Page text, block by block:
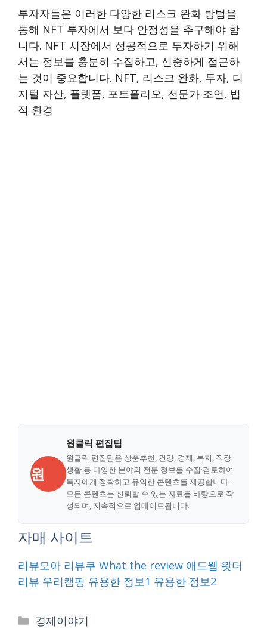
투자자들은 이러한 다양한 리스크 완화 방법을
통해 NFT 투자에서 보다 안정성을 추구해야 합
니다. NFT 시장에서 성공적으로 투자하기 위해
서는 정보를 충분히 수집하고, 신중하게 접근하
는 것이 중요합니다. NFT, 리스크 완화, 투자, 디
지털 자산, 플랫폼, 포트폴리오, 전문가 조언, 법
적 환경
원
원클릭 편집팀
원클릭 편집팀은 상품추천, 건강, 경제, 복지, 직장
생활 등 다양한 분야의 전문 정보를 수집·검토하여
독자에게 정확하고 유익한 콘텐츠를 제공합니다.
모든 콘텐츠는 신뢰할 수 있는 자료를 바탕으로 작
성되며, 지속적으로 업데이트됩니다.
자매 사이트
리뷰모아 리뷰쿠 What the review 애드웹 왓더
리뷰 우리캠핑 유용한 정보1 유용한 정보2
Categories
경제이야기